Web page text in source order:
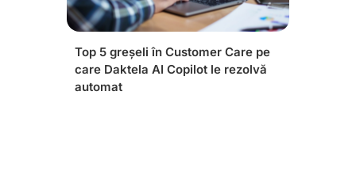
Top 5 greșeli în Customer Care pe
care Daktela AI Copilot le rezolvă
automat